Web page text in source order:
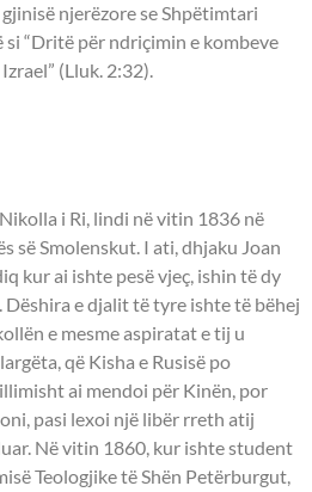
njerëzore se Shpëtimtari
“Dritë për ndriçimin e kombeve
(Lluk. 2:32).
i Ri, lindi në vitin 1836 në
së Smolenskut. I ati, dhjaku Joan
kur ai ishte pesë vjeç, ishin të dy
e djalit të tyre ishte të bëhej
e mesme aspiratat e tij u
që Kisha e Rusisë po
ai mendoi për Kinën, por
pasi lexoi një libër rreth atij
Në vitin 1860, kur ishte student
Teologjike të Shën Petërburgut,